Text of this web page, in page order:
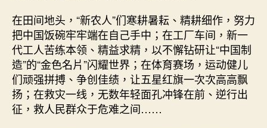
在田间地头，“新农人”们寒耕暑耘、精耕细作，努力
把中国饭碗牢牢端在自己手中；在工厂车间，新一
代工人苦练本领、精益求精，以不懈钻研让“中国制
造”的“金色名片”闪耀世界；在体育赛场，运动健儿
们顽强拼搏、争创佳绩，让五星红旗一次次高高飘
扬；在救灾一线，无数年轻面孔冲锋在前、逆行出
征，救人民群众于危难之间……